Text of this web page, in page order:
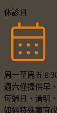
休診日
周一至周五
週六僅提供早
每週日、清明
如遇特殊事宜(